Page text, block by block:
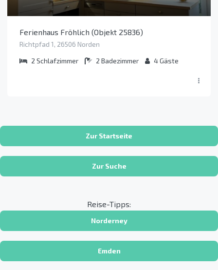
Ferienhaus Fröhlich (Objekt 25836)
Richtpfad 1, 26506 Norden
2 Schlafzimmer 2 Badezimmer 4Gäste
Zur Startseite
Zur Suche
Reise-Tipps:
Norderney
Emden